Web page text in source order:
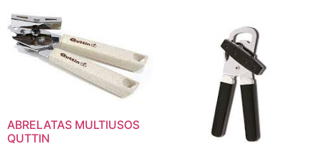
ABRELATAS MULTIUSOS
QUTTIN